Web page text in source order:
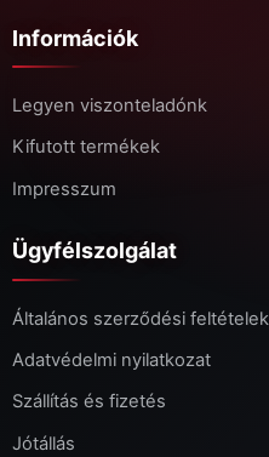
Információk
Legyen viszonteladónk
Kifutott termékek
Impresszum
Ügyfélszolgálat
Általános szerződési feltételek
Adatvédelmi nyilatkozat
Szállítás és fizetés
Jótállás